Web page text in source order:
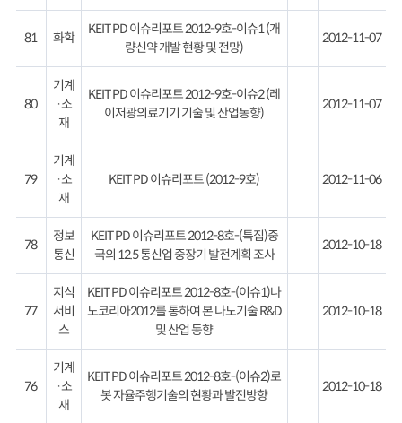
81 화학
KEIT PD 이슈리포트 2012-9호-이슈1 (개
량신약 개발 현황 및 전망)
2012-11-07
80
기계
·소
재
KEIT PD 이슈리포트 2012-9호-이슈2 (레
이저광의료기기 기술 및 산업동향)
2012-11-07
79
기계
·소
재
KEIT PD 이슈리포트 (2012-9호) 2012-11-06
78
정보
통신
KEIT PD 이슈리포트 2012-8호-(특집)중
국의 12.5 통신업 중장기 발전계획 조사
2012-10-18
77
지식
서비
스
KEIT PD 이슈리포트 2012-8호-(이슈1)나
노코리아2012를 통하여 본 나노기술 R&D
및 산업 동향
2012-10-18
76
기계
·소
재
KEIT PD 이슈리포트 2012-8호-(이슈2)로
봇 자율주행기술의 현황과 발전방향
2012-10-18